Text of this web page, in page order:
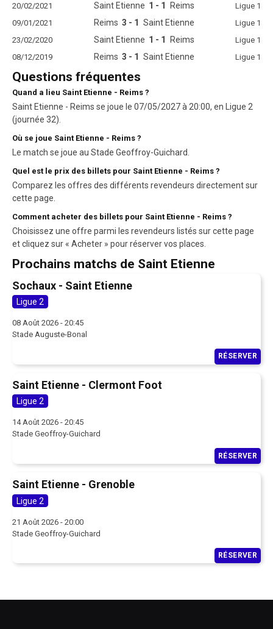
20/02/2021
Saint Etienne 1 - 1 Reims
Ligue 1
09/01/2021
Reims 3 - 1 Saint Etienne
Ligue 1
23/02/2020
Saint Etienne 1 - 1 Reims
Ligue 1
08/12/2019
Reims 3 - 1 Saint Etienne Ligue 1
Questions fréquentes
Quand a lieu Saint Etienne - Reims ?
Saint Etienne - Reims se joue le 07/05/2027 à 20:00, en Ligue 2
(journée 32).
Où se joue Saint Etienne - Reims ?
Le match se joue au Stade Geoffroy-Guichard.
Quel est le prix des billets pour Saint Etienne - Reims ?
Comparez les offres des différents revendeurs directement sur
cette page.
Comment acheter des billets pour Saint Etienne - Reims ?
Choisissez une offre parmi les revendeurs listés sur cette page
et cliquez sur « Acheter » pour réserver vos places.
Prochains matchs de Saint Etienne
Sochaux - Saint Etienne
Ligue 2
08 Août 2026 - 20:45
Stade Auguste-Bonal
RÉSERVER
Saint Etienne - Clermont Foot
Ligue 2
14 Août 2026 - 20:45
Stade Geoffroy-Guichard
RÉSERVER
Saint Etienne - Grenoble
Ligue 2
21 Août 2026 - 20:00
Stade Geoffroy-Guichard
RÉSERVER